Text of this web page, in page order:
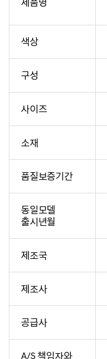
색상
구성
사이즈
소재
품질보증기간
동일모델
출시년월
제조국
제조사
공급사
A/S 책임자와